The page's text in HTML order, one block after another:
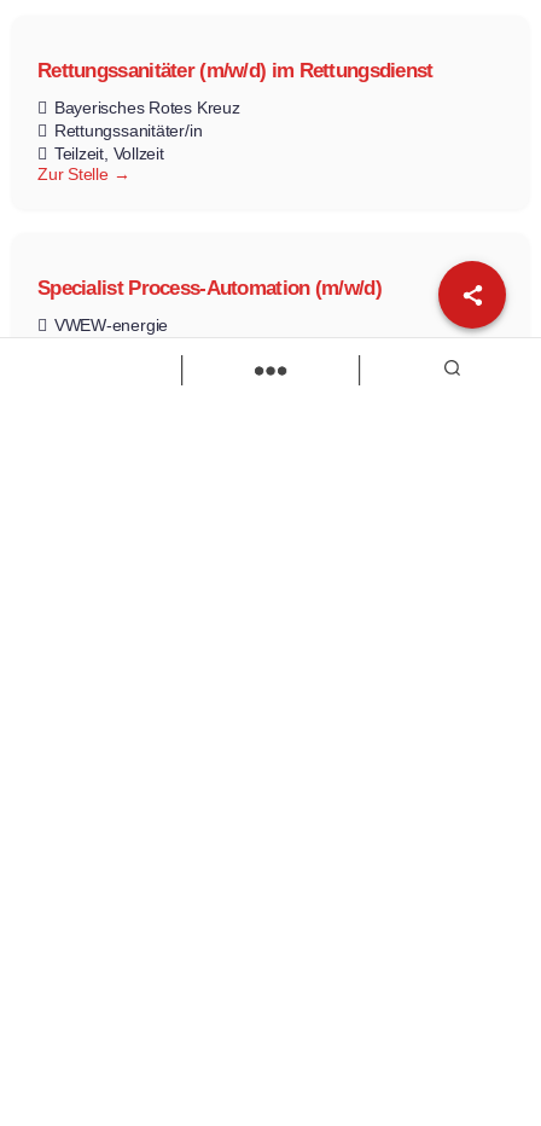
Rettungssanitäter (m/w/d) im Rettungsdienst
Bayerisches Rotes Kreuz
Rettungssanitäter/in
Teilzeit Vollzeit
Zur Stelle
Specialist Process-Automation (m/w/d)
VWEW-energie